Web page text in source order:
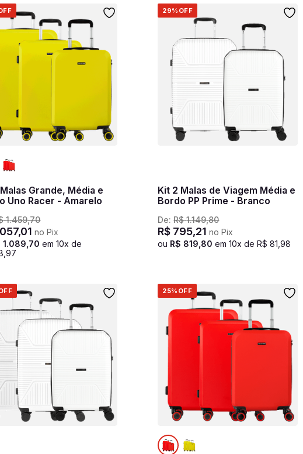
Grande, Média e
Uno Racer - Amarelo
1.459,70
057,01 no Pix
1.089 70 em10x de
,97
29% OFF
Kit 2 Malas de Viagem Média e
Bordo PP Prime - Branco
De:R$ 1.149,80
R$ 795,21 no Pix
ou R$ 819 80 em10x deR$ 81 ,98
25% OFF